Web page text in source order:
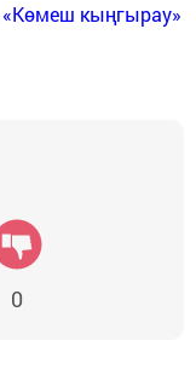
«Көмеш кыңгырау»
0